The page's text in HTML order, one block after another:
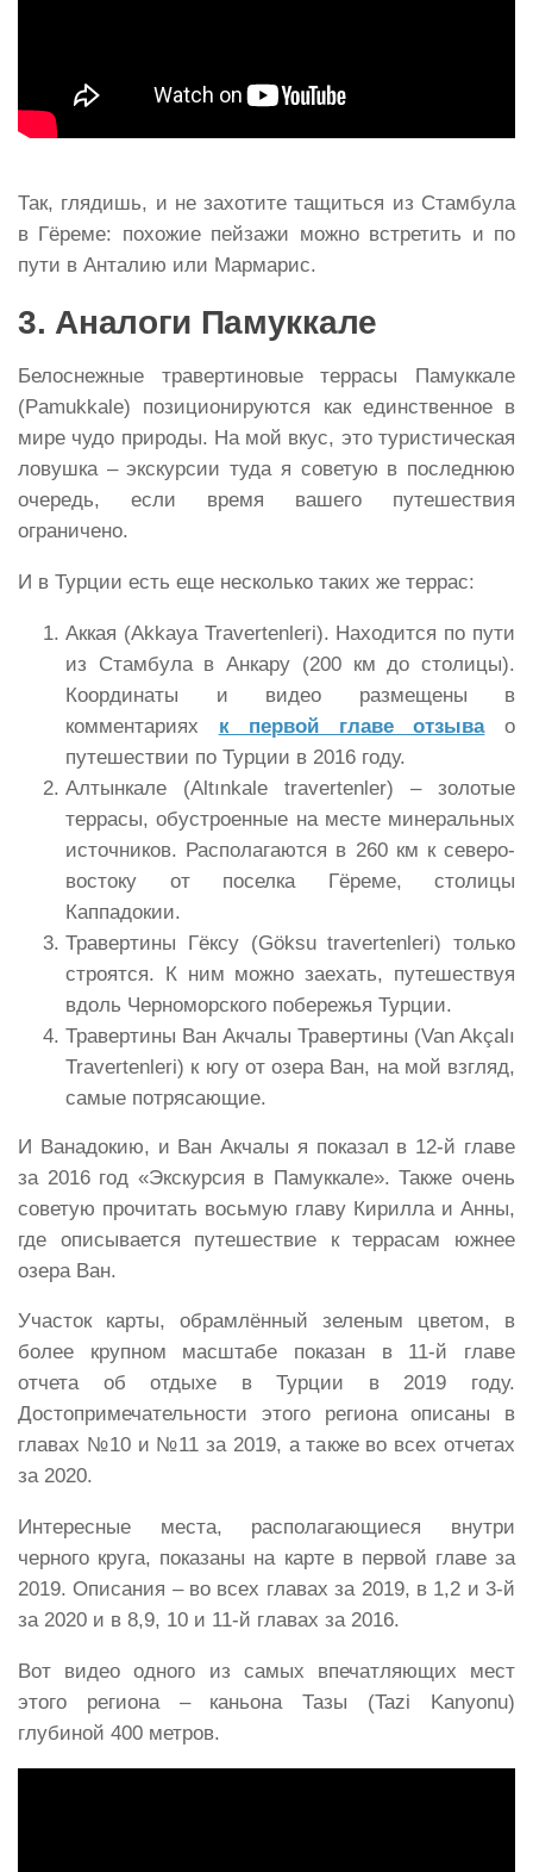
Так, глядишь, и не захотите тащиться из Стамбула
в Гёреме: похожие пейзажи можно встретить и по
пути в Анталию или Мармарис.
3. Аналоги Памуккале
Белоснежные травертиновые террасы Памуккале
(Pamukkale) позиционируются как единственное в
мире чудо природы. На мой вкус, это туристическая
ловушка – экскурсии туда я советую в последнюю
очередь, если время вашего путешествия
ограничено.
И в Турции есть еще несколько таких же террас:
Аккая (Akkaya Travertenleri). Находится по пути
из Стамбула в Анкару (200 км до столицы).
Координаты и видео размещены в
комментариях к первой главе отзывао
путешествии по Турции в 2016 году.
Алтынкале (Altınkale travertenler) – золотые
террасы, обустроенные на месте минеральных
источников. Располагаются в 260 км к северо-
востоку от поселка Гёреме, столицы
Каппадокии.
Травертины Гёксу (Göksu travertenleri) только
строятся. К ним можно заехать, путешествуя
вдоль Черноморского побережья Турции.
Травертины Ван Акчалы Травертины (Van Akçalı
Travertenleri) к югу от озера Ван, на мой взгляд,
самые потрясающие.
И Ванадокию, и Ван Акчалы я показал в 12-й главе
за 2016 год «Экскурсия в Памуккале». Также очень
советую прочитать восьмую главу Кирилла и Анны,
где описывается путешествие к террасам южнее
озера Ван.
Участок карты, обрамлённый зеленым цветом, в
более крупном масштабе показан в 11-й главе
отчета об отдыхе в Турции в 2019 году.
Достопримечательности этого региона описаны в
главах №10 и №11 за 2019, а также во всех отчетах
за 2020.
Интересные места, располагающиеся внутри
черного круга, показаны на карте в первой главе за
2019. Описания – во всех главах за 2019, в 1,2 и 3-й
за 2020 и в 8,9, 10 и 11-й главах за 2016.
Вот видео одного из самых впечатляющих мест
этого региона – каньона Тазы (Tazi Kanyonu)
глубиной 400 метров.